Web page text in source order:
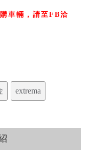
車輛，請至FB洽
extrema